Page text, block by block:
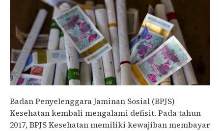
Badan Penyelenggara Jaminan Sosial (BPJS)
Kesehatan kembali mengalami defisit. Pada tahun
2017, BPJS Kesehatan memiliki kewajiban membayar